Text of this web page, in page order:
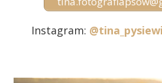
Instagram: